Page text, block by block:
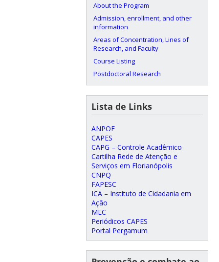
About the Program
Admission, enrollment, and other
information
Areas of Concentration, Lines of
Research, and Faculty
Course Listing
Postdoctoral Research
Lista de Links
ANPOF
CAPES
CAPG – Controle Acadêmico
Cartilha Rede de Atenção e
Serviços em Florianópolis
CNPQ
FAPESC
ICA – Instituto de Cidadania em
Ação
MEC
Periódicos CAPES
Portal Pergamum